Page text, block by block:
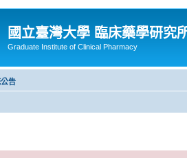
國立臺灣大學 臨床藥學研究
Graduate Institute of Clinical Pharmacy
告